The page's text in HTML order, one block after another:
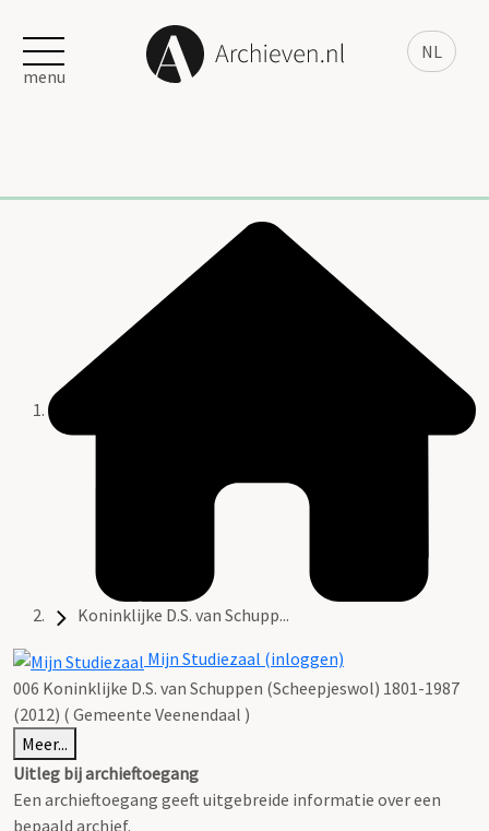
NL
menu
Koninklijke D.S. van Schupp...
Mijn Studiezaal (inloggen)
006 Koninklijke D.S. van Schuppen (Scheepjeswol) 1801-1987
(2012) ( Gemeente Veenendaal )
Meer...
Uitleg bij archieftoegang
Een archieftoegang geeft uitgebreide informatie over een
bepaald archief.